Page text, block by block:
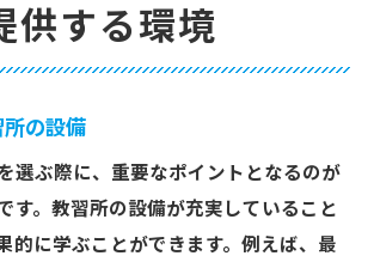
供する環境
の設備
選ぶ際に、重要なポイントとなるのが
す。教習所の設備が充実していること
的に学ぶことができます。例えば、最